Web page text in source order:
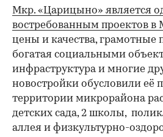
Мкр. «Царицыно» является
востребованным проектов в
цены и качества, грамотные
богатая социальными
инфраструктура и многие
новостройки обусловили её
территории микрорайона
детских сада, 2 школы,
аллея и физкультурно-